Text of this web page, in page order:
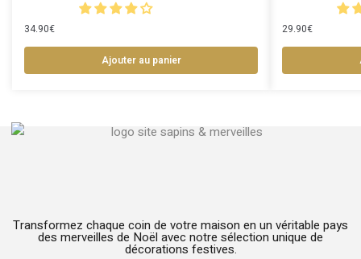
34.90€
Ajouter au panier
29.90€
Transformez chaque coin de votre maison en un véritable pays
des merveilles de Noël avec notre sélection unique de
décorations festives.